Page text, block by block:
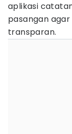
aplikasi
pasangan
transparan.